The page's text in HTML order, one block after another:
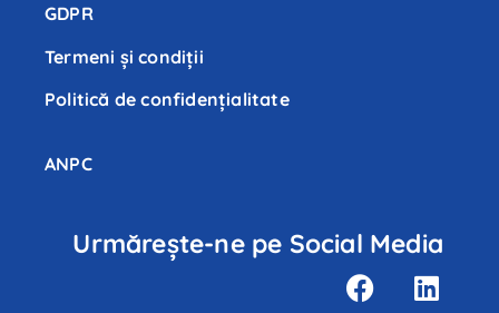
GDPR
Termeni și condiții
Politică de confidenţialitate
ANPC
Urmărește-ne pe Social Media